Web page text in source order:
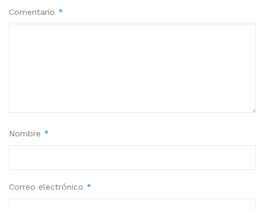
Comentario *
Nombre *
Correo electrónico *